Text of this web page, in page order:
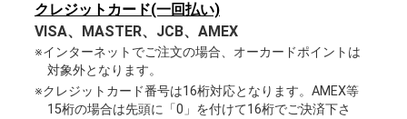
クレジットカード(一回払い)
VISA、MASTER、JCB、AMEX
※インターネットでご注文の場合、オーカードポイントは
対象外となります。
※クレジットカード番号は16桁対応となります。AMEX等
15桁の場合は先頭に「0」を付けて16桁でご決済下さ